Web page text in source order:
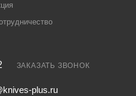
ЗАКАЗАТЬ ЗВОНОК
plus.ru